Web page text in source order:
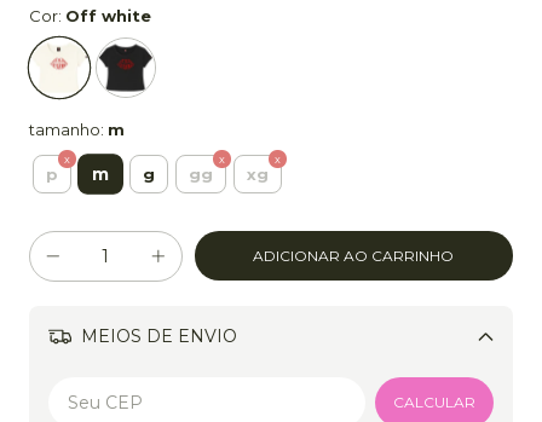
Cor: Off white
tamanho: m
p m g gg xg
MEIOS DE ENVIO
Alterar CEP
CALCULAR